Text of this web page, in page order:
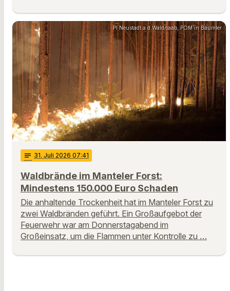
PI Neustadt a.d.Waldnaab, POM`in Bäumler
notes 31. Juli 2026 07:41
Waldbrände im Manteler Forst:
Mindestens 150.000 Euro Schaden
Die anhaltende Trockenheit hat im Manteler Forst zu
zwei Waldbränden geführt. Ein Großaufgebot der
Feuerwehr war am Donnerstagabend im
Großeinsatz, um die Flammen unter Kontrolle zu …